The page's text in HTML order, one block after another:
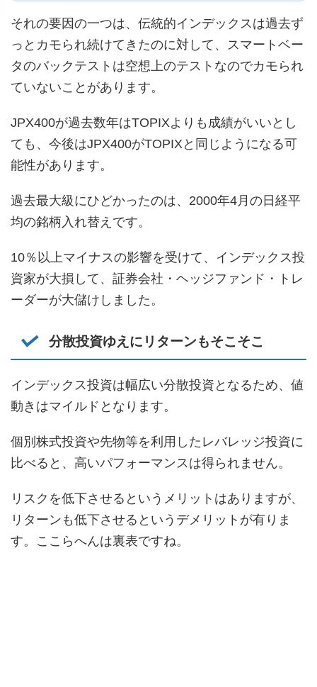
それの要因の一つは、伝統的インデックスは過去ず
っとカモられ続けてきたのに対して、スマートベー
タのバックテストは空想上のテストなのでカモられ
ていないことがあります。
JPX400が過去数年はTOPIXよりも成績がいいとし
ても、今後はJPX400がTOPIXと同じようになる可
能性があります。
過去最大級にひどかったのは、2000年4月の日経平
均の銘柄入れ替えです。
10％以上マイナスの影響を受けて、インデックス投
資家が大損して、証券会社・ヘッジファンド・トレ
ーダーが大儲けしました。
分散投資ゆえにリターンもそこそこ
インデックス投資は幅広い分散投資となるため、値
動きはマイルドとなります。
個別株式投資や先物等を利用したレバレッジ投資に
比べると、高いパフォーマンスは得られません。
リスクを低下させるというメリットはありますが、
リターンも低下させるというデメリットが有りま
す。ここらへんは裏表ですね。